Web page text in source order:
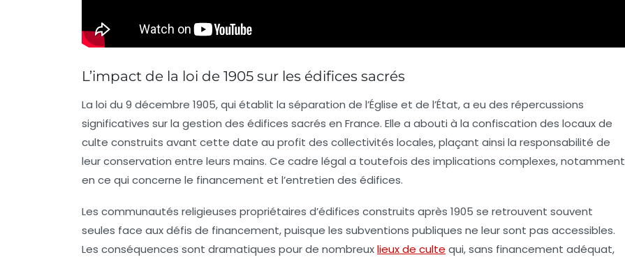
L’impact de la loi de 1905 sur les édifices sacrés
La loi du 9 décembre 1905, qui établit la séparation de l’Église et de l’État, a eu des répercussions
significatives sur la gestion des édifices sacrés en France. Elle a abouti à la confiscation des locaux de
culte construits avant cette date au profit des collectivités locales, plaçant ainsi la responsabilité de
leur conservation entre leurs mains. Ce cadre légal a toutefois des implications complexes, notamment
en ce qui concerne le financement et l’entretien des édifices.
Les communautés religieuses propriétaires d’édifices construits après 1905 se retrouvent souvent
seules face aux défis de financement, puisque les subventions publiques ne leur sont pas accessibles.
Les conséquences sont dramatiques pour de nombreuxlieux de culte qui, sans financement adéquat,